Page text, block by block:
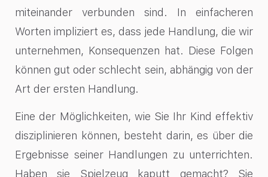
miteinander verbunden sind. In einfacheren
Worten impliziert es, dass jede Handlung, die wir
unternehmen, Konsequenzen hat. Diese Folgen
können gut oder schlecht sein, abhängig von der
Art der ersten Handlung.
Eine der Möglichkeiten, wie Sie Ihr Kind effektiv
disziplinieren können, besteht darin, es über die
Ergebnisse seiner Handlungen zu unterrichten.
Haben sie Spielzeug kaputt gemacht? Sie